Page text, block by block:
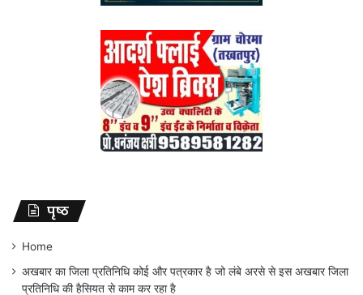
पृष्ठ
Home
अखबार का जिला प्रतिनिधि कोई और पत्रकार है जो लंबे अरसे से इस अखबार जिला
प्रतिनिधि की हैसियत से काम कर रहा है